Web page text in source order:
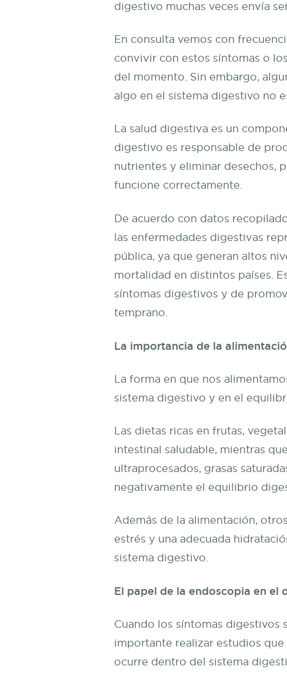
digestivo muchas veces envía
En consulta vemos con
convivir con estos síntomas o
del momento. Sin embargo,
algo en el sistema digestivo no
La salud digestiva es un
digestivo es responsable de
nutrientes y eliminar desechos,
funcione correctamente.
De acuerdo con datos
las enfermedades digestivas
pública, ya que generan altos
mortalidad en distintos países.
síntomas digestivos y de
temprano.
La importancia de la
La forma en que nos
sistema digestivo y en el
Las dietas ricas en frutas,
intestinal saludable, mientras
ultraprocesados, grasas
negativamente el equilibrio
Además de la alimentación,
estrés y una adecuada
sistema digestivo.
El papel de la endoscopia en el
Cuando los síntomas digestivos
importante realizar estudios
ocurre dentro del sistema